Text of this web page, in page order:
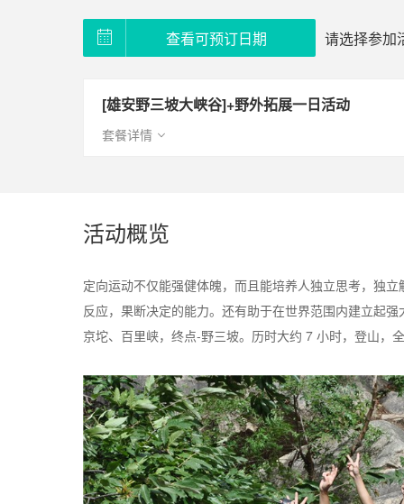
请选择参加
[雄安野三坡大峡谷]+野外拓展一日活动
套餐详情
活动概览
定向运动不仅能强健体魄，而且能培养人独立思考，独
反应，果断决定的能力。还有助于在世界范围内建立起
京坨、百里峡，终点-野三坡。历时大约 7 小时，登山，